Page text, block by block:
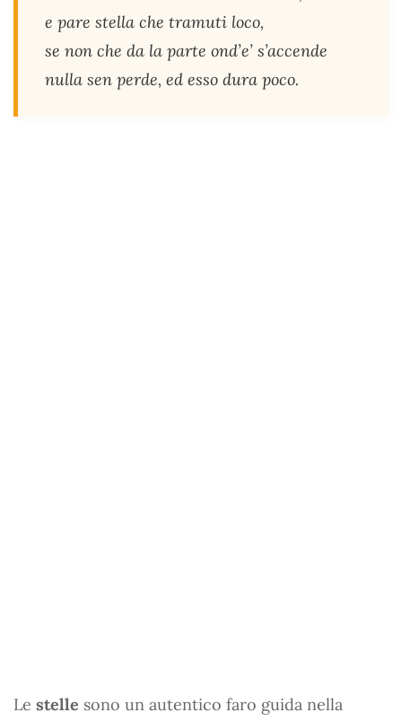
e pare stella che tramuti loco,
se non che da la parte ond’e’ s’accende
nulla sen perde, ed esso dura poco.
Le stelle sono un autentico faro guida nella